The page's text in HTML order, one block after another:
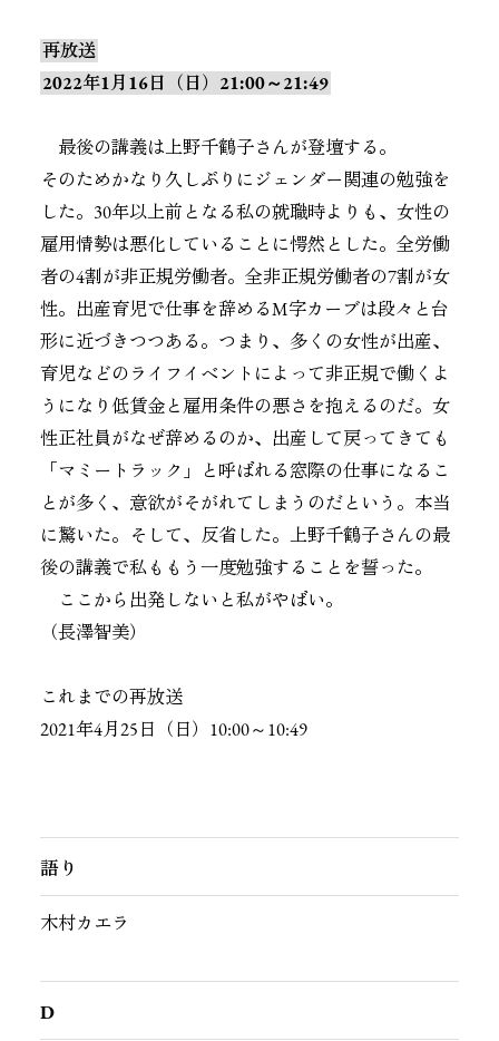
再放送
2022年1月16日（日）21:00～21:49
最後の講義は上野千鶴子さんが登壇する。
そのためかなり久しぶりにジェンダー関連の勉強を
した。30年以上前となる私の就職時よりも、女性の
雇用情勢は悪化していることに愕然とした。全労働
者の4割が非正規労働者。全非正規労働者の7割が女
性。出産育児で仕事を辞めるM字カーブは段々と台
形に近づきつつある。つまり、多くの女性が出産、
育児などのライフイベントによって非正規で働くよ
うになり低賃金と雇用条件の悪さを抱えるのだ。女
性正社員がなぜ辞めるのか、出産して戻ってきても
「マミートラック」と呼ばれる窓際の仕事になるこ
とが多く、意欲がそがれてしまうのだという。本当
に驚いた。そして、反省した。上野千鶴子さんの最
後の講義で私ももう一度勉強することを誓った。
ここから出発しないと私がやばい。
（長澤智美）
これまでの再放送
2021年4月25日（日）10:00～10:49
語り
木村カエラ
D